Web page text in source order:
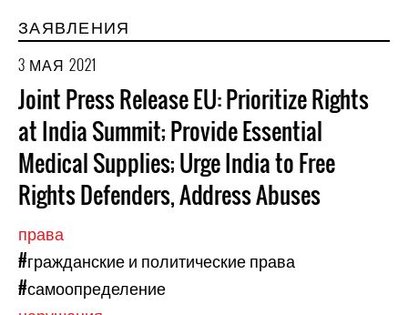
ЗАЯВЛЕНИЯ
3 МАЯ 2021
Joint Press Release EU: Prioritize Rights
at India Summit; Provide Essential
Medical Supplies; Urge India to Free
Rights Defenders, Address Abuses
права
#гражданские и политические права
#самоопределение